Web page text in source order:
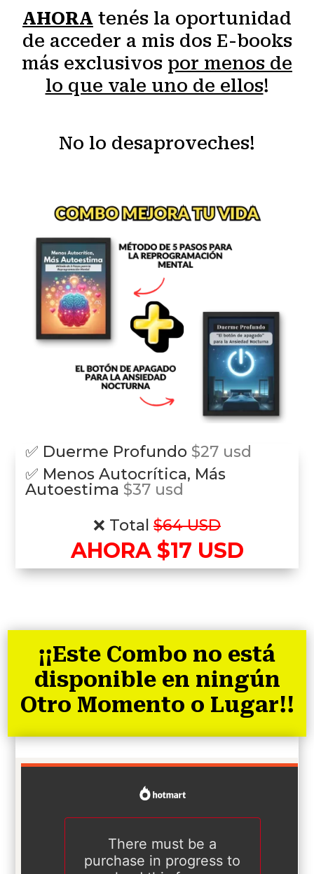
AHORA tenés la oportunidad
de acceder a mis dos E-books
más exclusivos por menos de
lo que vale uno de ellos!
No lo desaproveches!
✅ Duerme Profundo $27 usd
✅ Menos Autocrítica, Más
Autoestima $37 usd
❌ Total $64 USD
AHORA $17 USD
¡¡Este Combo no está
disponible en ningún
Otro Momento o Lugar!!